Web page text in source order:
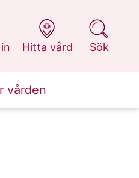
Hitta vård
på 1177.se
Sök
på 1177.se
vården